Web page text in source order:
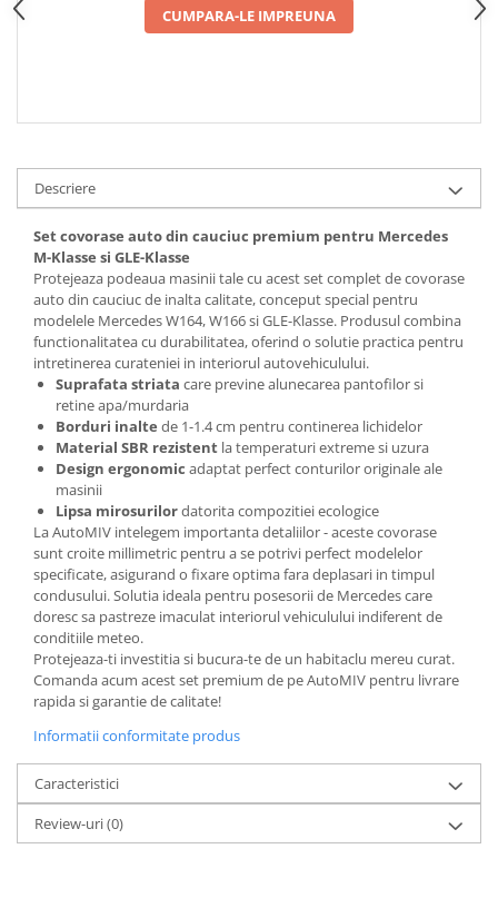
Spray Curatare Frane
Curatare si Detailing Interior
Curatare si Detailing Exterior
Produse de Iarna
Cabluri Pornire
Produse de Vara
Blog
CUMPARA-LE IMPREUNA
Descriere
Set covorase auto din cauciuc premium pentru Mercedes
M-Klasse si GLE-Klasse
Protejeaza podeaua masinii tale cu acest set complet de covorase
auto din cauciuc de inalta calitate, conceput special pentru
modelele Mercedes W164, W166 si GLE-Klasse. Produsul combina
functionalitatea cu durabilitatea, oferind o solutie practica pentru
intretinerea curateniei in interiorul autovehiculului.
Suprafata striata care previne alunecarea pantofilor si
retine apa/murdaria
Borduri inalte de 1-1.4 cm pentru continerea lichidelor
Material SBR rezistent la temperaturi extreme si uzura
Design ergonomic adaptat perfect conturilor originale ale
masinii
Lipsa mirosurilordatorita compozitiei ecologice
La AutoMIV intelegem importanta detaliilor - aceste covorase
sunt croite millimetric pentru a se potrivi perfect modelelor
specificate, asigurand o fixare optima fara deplasari in timpul
condusului. Solutia ideala pentru posesorii de Mercedes care
doresc sa pastreze imaculat interiorul vehiculului indiferent de
conditiile meteo.
Protejeaza-ti investitia si bucura-te de un habitaclu mereu curat.
Comanda acum acest set premium de pe AutoMIV pentru livrare
rapida si garantie de calitate!
Informatii conformitate produs
Caracteristici
Review-uri(0)